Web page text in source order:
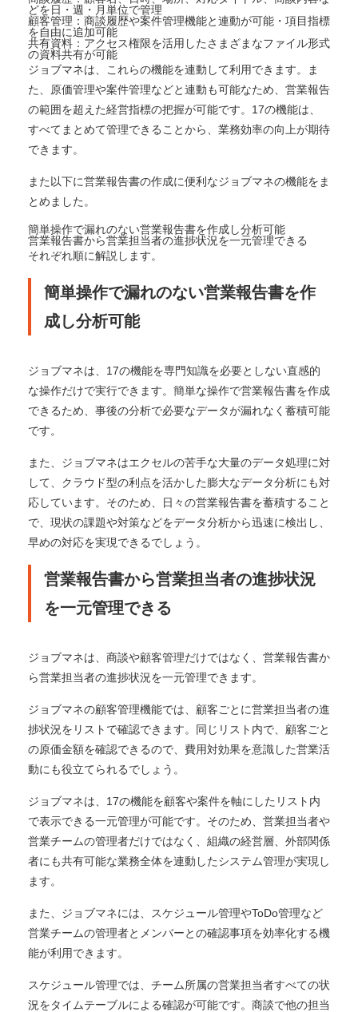
どを日・週・月単位で管理
顧客管理：商談履歴や案件管理機能と連動が可能・項目指標
を自由に追加可能
共有資料：アクセス権限を活用したさまざまなファイル形式
の資料共有が可能
ジョブマネは、これらの機能を連動して利用できます。ま
た、原価管理や案件管理などと連動も可能なため、営業報告
の範囲を超えた経営指標の把握が可能です。17の機能は、
すべてまとめて管理できることから、業務効率の向上が期待
できます。
また以下に営業報告書の作成に便利なジョブマネの機能をま
とめました。
簡単操作で漏れのない営業報告書を作成し分析可能
営業報告書から営業担当者の進捗状況を一元管理できる
それぞれ順に解説します。
簡単操作で漏れのない営業報告書を作
成し分析可能
ジョブマネは、17の機能を専門知識を必要としない直感的
な操作だけで実行できます。簡単な操作で営業報告書を作成
できるため、事後の分析で必要なデータが漏れなく蓄積可能
です。
また、ジョブマネはエクセルの苦手な大量のデータ処理に対
して、クラウド型の利点を活かした膨大なデータ分析にも対
応しています。そのため、日々の営業報告書を蓄積すること
で、現状の課題や対策などをデータ分析から迅速に検出し、
早めの対応を実現できるでしょう。
営業報告書から営業担当者の進捗状況
を一元管理できる
ジョブマネは、商談や顧客管理だけではなく、営業報告書か
ら営業担当者の進捗状況を一元管理できます。
ジョブマネの顧客管理機能では、顧客ごとに営業担当者の進
捗状況をリストで確認できます。同じリスト内で、顧客ごと
の原価金額を確認できるので、費用対効果を意識した営業活
動にも役立てられるでしょう。
ジョブマネは、17の機能を顧客や案件を軸にしたリスト内
で表示できる一元管理が可能です。そのため、営業担当者や
営業チームの管理者だけではなく、組織の経営層、外部関係
者にも共有可能な業務全体を連動したシステム管理が実現し
ます。
また、ジョブマネには、スケジュール管理やToDo管理など
営業チームの管理者とメンバーとの確認事項を効率化する機
能が利用できます。
スケジュール管理では、チーム所属の営業担当者すべての状
況をタイムテーブルによる確認が可能です。商談で他の担当